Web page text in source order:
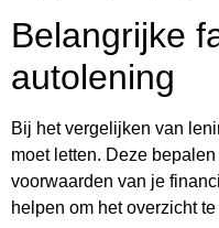
Belangrijke
autolening
Bij het vergelijken van
moet letten. Deze
voorwaarden van je
helpen om het overzicht